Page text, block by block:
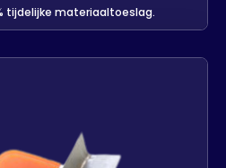
tijdelijke materiaaltoeslag.
voor het
Q-lon profielen